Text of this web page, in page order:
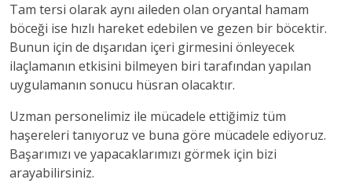
Tam tersi olarak aynı aileden olan oryantal hamam
böceği ise hızlı hareket edebilen ve gezen bir böcektir.
Bunun için de dışarıdan içeri girmesini önleyecek
ilaçlamanın etkisini bilmeyen biri tarafından yapılan
uygulamanın sonucu hüsran olacaktır.
Uzman personelimiz ile mücadele ettiğimiz tüm
haşereleri tanıyoruz ve buna göre mücadele ediyoruz.
Başarımızı ve yapacaklarımızı görmek için bizi
arayabilirsiniz.